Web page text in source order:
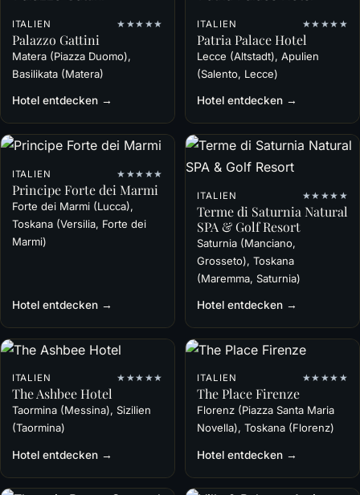
ITALIEN ★★★★★
Palazzo Gattini
Matera (Piazza Duomo),
Basilikata (Matera)
Hotel entdecken →
ITALIEN ★★★★★
Patria Palace Hotel
Lecce (Altstadt), Apulien
(Salento, Lecce)
Hotel entdecken →
ITALIEN ★★★★★
Principe Forte dei Marmi
Forte dei Marmi (Lucca),
Toskana (Versilia, Forte dei
Marmi)
Hotel entdecken →
ITALIEN ★★★★★
Terme di Saturnia Natural
SPA & Golf Resort
Saturnia (Manciano,
Grosseto), Toskana
(Maremma, Saturnia)
Hotel entdecken →
ITALIEN ★★★★★
The Ashbee Hotel
Taormina (Messina), Sizilien
(Taormina)
Hotel entdecken →
ITALIEN ★★★★★
The Place Firenze
Florenz (Piazza Santa Maria
Novella), Toskana (Florenz)
Hotel entdecken →